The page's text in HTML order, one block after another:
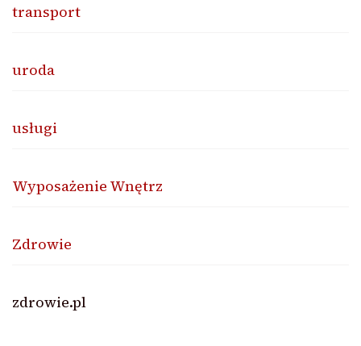
transport
uroda
usługi
Wyposażenie Wnętrz
Zdrowie
zdrowie.pl